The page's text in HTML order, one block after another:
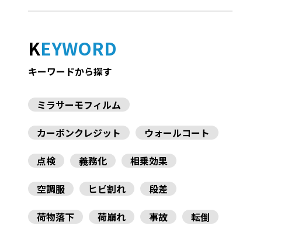
KEYWORD
キーワードから探す
ミラサーモフィルム
カーボンクレジット
ウォールコート
点検
義務化
相乗効果
空調服
ヒビ割れ
段差
荷物落下
荷崩れ 事故
転倒